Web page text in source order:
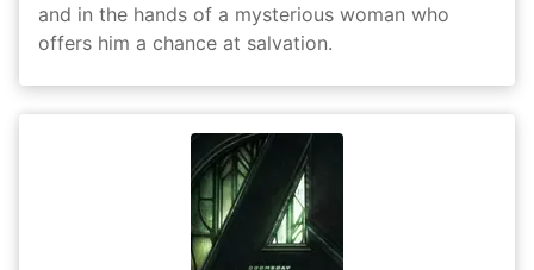
and in the hands of a mysterious woman who
offers him a chance at salvation.